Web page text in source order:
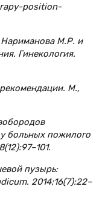
position-
М.Р. и
Гинекология.
М.,
больных пожилого
пузырь:
2014;16(7):22–